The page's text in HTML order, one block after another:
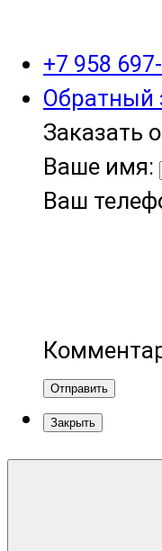
+7 958
Обратный
Заказать
Ваше имя:
Ваш
Отправить
Закрыть